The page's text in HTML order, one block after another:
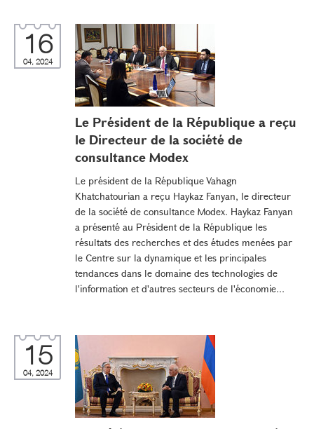
16
04, 2024
Le Président de la République a reçu
le Directeur de la société de
consultance Modex
Le président de la République Vahagn
Khatchatourian a reçu Haykaz Fanyan, le directeur
de la société de consultance Modex. Haykaz Fanyan
a présenté au Président de la République les
résultats des recherches et des études menées par
le Centre sur la dynamique et les principales
tendances dans le domaine des technologies de
l'information et d'autres secteurs de l'économie...
15
04, 2024